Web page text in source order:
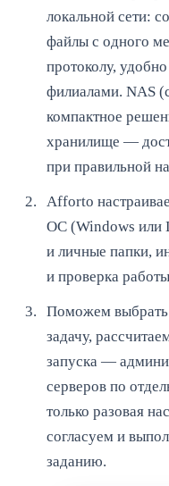
локальной сети:
файлы с одного
протоколу,
филиалами. NAS
компактное
хранилище —
при правильной
Afforto
ОС (Windows или
и личные папки,
и проверка
Поможем выбрать
задачу,
запуска —
серверов по
только разовая
согласуем и
заданию.